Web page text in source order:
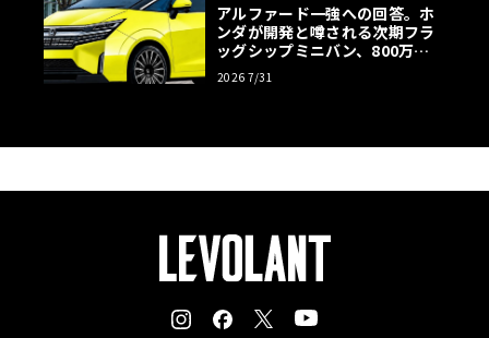
アルファード一強への回答。ホ
ンダが開発と噂される次期フラ
ッグシップミニバン、800万円
超の勝算【予想CG】
2026 7/31